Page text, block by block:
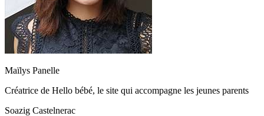
Maïlys Panelle
Créatrice de Hello bébé, le site qui accompagne les jeunes parents
Soazig Castelnerac